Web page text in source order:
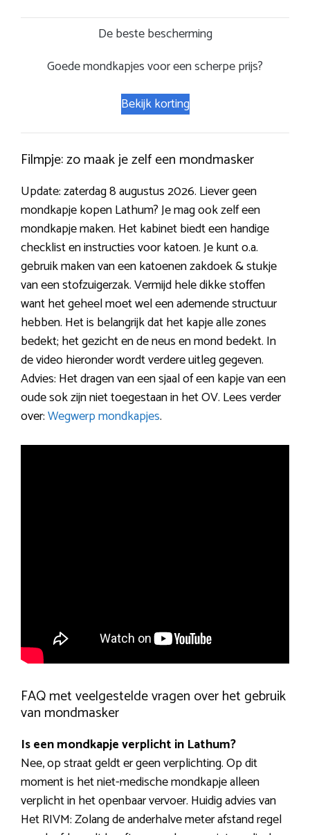
De beste bescherming
Goede mondkapjes voor een scherpe prijs?
Bekijk korting
Filmpje: zo maak je zelf een mondmasker
Update: zaterdag 8 augustus 2026. Liever geen
mondkapje kopen Lathum? Je mag ook zelf een
mondkapje maken. Het kabinet biedt een handige
checklist en instructies voor katoen. Je kunt o.a.
gebruik maken van een katoenen zakdoek & stukje
van een stofzuigerzak. Vermijd hele dikke stoffen
want het geheel moet wel een ademende structuur
hebben. Het is belangrijk dat het kapje alle zones
bedekt; het gezicht en de neus en mond bedekt. In
de video hieronder wordt verdere uitleg gegeven.
Advies: Het dragen van een sjaal of een kapje van een
oude sok zijn niet toegestaan in het OV. Lees verder
over:Wegwerp mondkapjes.
FAQ met veelgestelde vragen over het gebruik
van mondmasker
Is een mondkapje verplicht in Lathum?
Nee, op straat geldt er geen verplichting. Op dit
moment is het niet-medische mondkapje alleen
verplicht in het openbaar vervoer. Huidig advies van
Het RIVM: Zolang de anderhalve meter afstand regel